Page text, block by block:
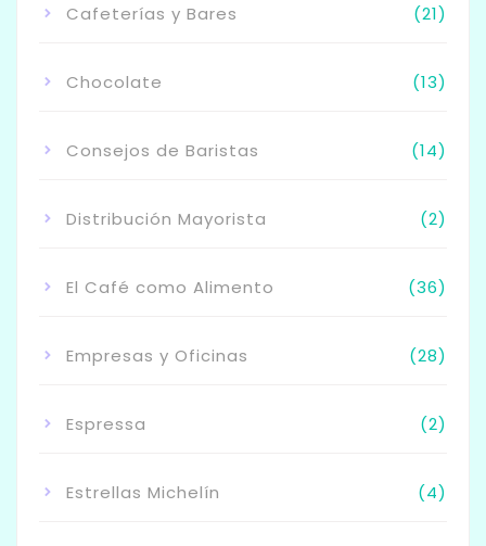
Cafeterías y Bares (21)
Chocolate (13)
Consejos de Baristas (14)
Distribución Mayorista (2)
El Café como Alimento (36)
Empresas y Oficinas (28)
Espressa (2)
Estrellas Michelín (4)